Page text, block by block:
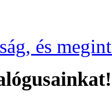
és